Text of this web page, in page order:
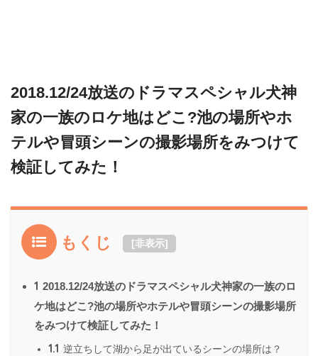
2018.12/24放送のドラマスペシャル犬神
家の一族のロケ地はどこ?池の場所やホ
テルや冒頭シーンの撮影場所をみつけて
検証してみた！
もくじ [非表示]
1 2018.12/24放送のドラマスペシャル犬神家の一族のロ
ケ地はどこ?池の場所やホテルや冒頭シーンの撮影場所
をみつけて検証してみた！
1.1 逆立ちして湖から足が出ているシーンの場所は？